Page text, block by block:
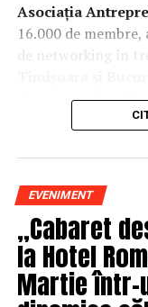
Asociația
16.000 de
de networking în
campania
inițiativă care
prezentă, cu
public.
La Cluj-Napoca,
fotografi
(lightsun.ro) și
cu 18 ani de
EVENIMENT
„Cabaret
la Hotel
Martie într-